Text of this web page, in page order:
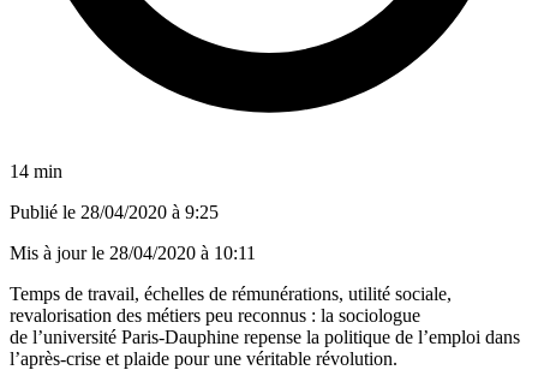
14 min
Publié le 28/04/2020 à 9:25
Mis à jour le 28/04/2020 à 10:11
Temps de travail, échelles de rémunérations, utilité sociale,
revalorisation des métiers peu reconnus : la sociologue
de l’université Paris-Dauphine repense la politique de l’emploi dans
l’après-crise et plaide pour une véritable révolution.